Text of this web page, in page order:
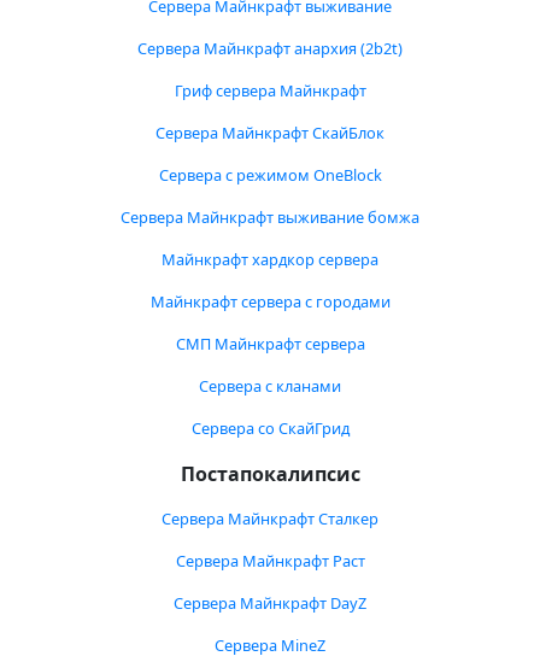
Сервера Майнкрафт выживание
Сервера Майнкрафт анархия (2b2t)
Гриф сервера Майнкрафт
Сервера Майнкрафт СкайБлок
Сервера с режимом OneBlock
Сервера Майнкрафт выживание бомжа
Майнкрафт хардкор сервера
Майнкрафт сервера с городами
СМП Майнкрафт сервера
Сервера с кланами
Сервера со СкайГрид
Постапокалипсис
Сервера Майнкрафт Сталкер
Сервера Майнкрафт Раст
Сервера Майнкрафт DayZ
Сервера MineZ